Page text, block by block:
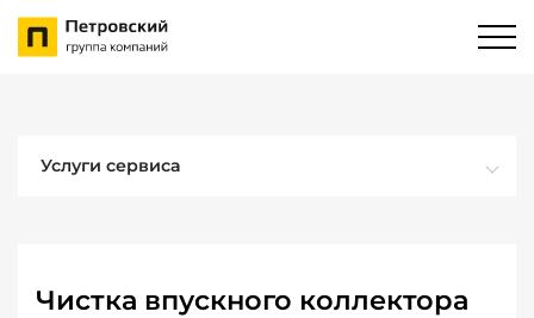
Услуги сервиса
Чистка впускного коллектора